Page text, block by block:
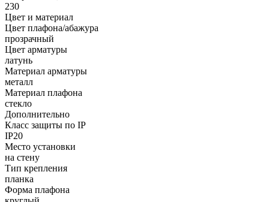
230
Цвет и материал
Цвет плафона/абажура
прозрачный
Цвет арматуры
латунь
Материал арматуры
металл
Материал плафона
стекло
Дополнительно
Класс защиты по IP
IP20
Место установки
на стену
Тип крепления
планка
Форма плафона